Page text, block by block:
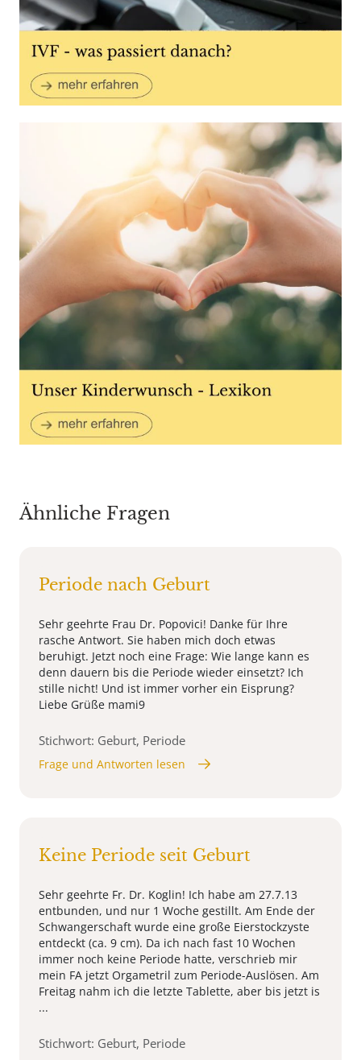
Ähnliche Fragen
Periode nach Geburt
Sehr geehrte Frau Dr. Popovici! Danke für Ihre
rasche Antwort. Sie haben mich doch etwas
beruhigt. Jetzt noch eine Frage: Wie lange kann es
denn dauern bis die Periode wieder einsetzt? Ich
stille nicht! Und ist immer vorher ein Eisprung?
Liebe Grüße mami9
Stichwort: Geburt, Periode
Frage und Antworten lesen
Keine Periode seit Geburt
Sehr geehrte Fr. Dr. Koglin! Ich habe am 27.7.13
entbunden, und nur 1 Woche gestillt. Am Ende der
Schwangerschaft wurde eine große Eierstockzyste
entdeckt (ca. 9 cm). Da ich nach fast 10 Wochen
immer noch keine Periode hatte, verschrieb mir
mein FA jetzt Orgametril zum Periode-Auslösen. Am
Freitag nahm ich die letzte Tablette, aber bis jetzt is
...
Stichwort: Geburt, Periode